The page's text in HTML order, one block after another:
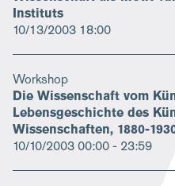
Instituts
10/13/2003 18:00
Workshop
Die Wissenschaft vom
Lebensgeschichte des
Wissenschaften, 1880-
10/10/200300:00 - 23:59